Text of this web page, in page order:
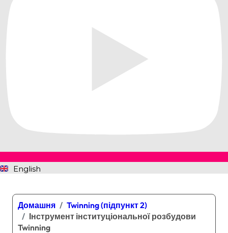
English
Домашня
Twinning (підпункт 2)
Інструмент інституціональної розбудови
Twinning